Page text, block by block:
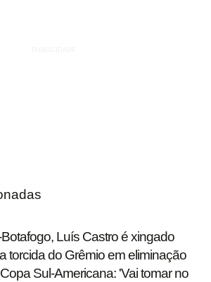
Luís Castro é xingado
torcida do Grêmio em eliminação
Sul-Americana: 'Vai tomar no